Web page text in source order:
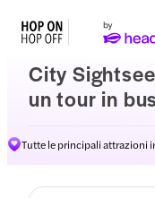
City
un tour in
Tutte le principali attrazioni